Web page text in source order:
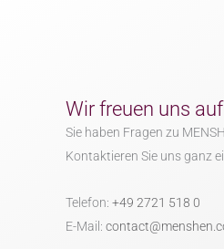
Wir freuen uns
Sie haben Fragen zu
Kontaktieren Sie uns ganz
Telefon: +49 2721 518 0
E-Mail: